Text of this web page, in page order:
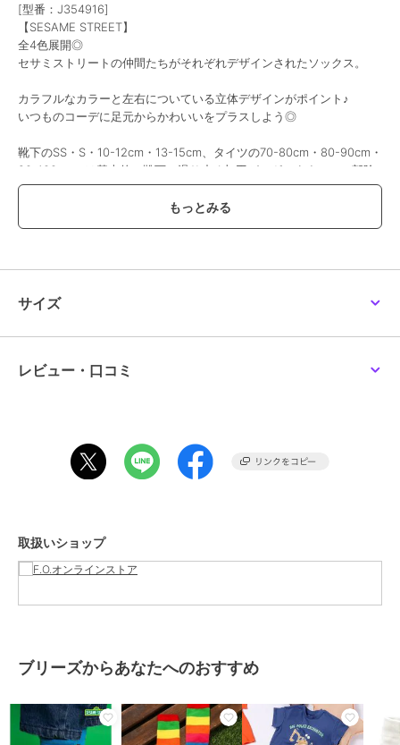
[型番：J354916]
【SESAME STREET】
全4色展開◎
セサミストリートの仲間たちがそれぞれデザインされたソックス。
カラフルなカラーと左右についている立体デザインがポイント♪
いつものコーデに足元からかわいいをプラスしよう◎
靴下のSS・S・10-12cm・13-15cm、タイツの70-80cm・80-90cm・
90-100cmには基本的に靴下に滑り止め加工がございます。（一部除
外あり）
#BREEZE
19-21：サイズ(cm)19-21
この商品は、不良品のみ返品を承ります
性別タイプ
ボーイズ
レッグウェア
カラー
ク、レッド
特徴
レッグウェア
サイズ
レビュー・口コミ
取扱いショップ
ブリーズからあなたへのおすすめ